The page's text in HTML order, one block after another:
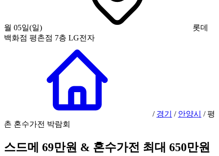
월 05일(일)
롯데
백화점 평촌점 7층 LG전자
/ 경기 / 안양시 / 평
촌 혼수가전 박람회
스드메 69만원 & 혼수가전 최대 650만원